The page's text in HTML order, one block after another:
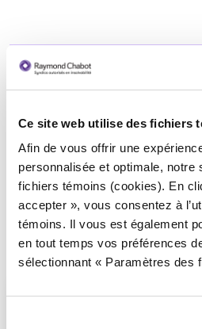
Ce site web utilise des fichiers
Afin de vous offrir une
personnalisée et optimale, notre
fichiers témoins (cookies). En
accepter », vous consentez à
témoins. Il vous est également
en tout temps vos préférences
sélectionnant « Paramètres des
Syndic